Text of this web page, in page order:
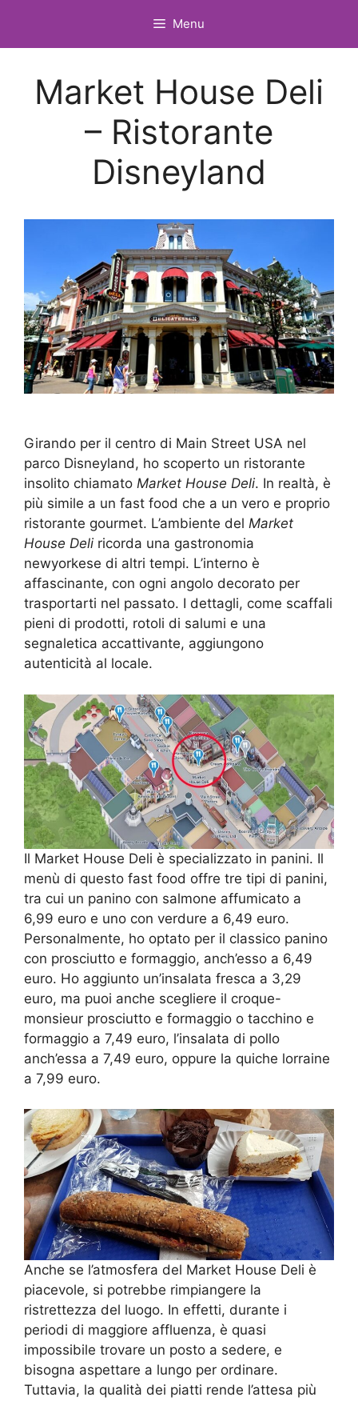
contenuto
Menu
Market House Deli
– Ristorante
Disneyland
Girando per il centro di Main Street USA nel
parco Disneyland, ho scoperto un ristorante
insolito chiamato Market House Deli. In realtà, è
più simile a un fast food che a un vero e proprio
ristorante gourmet. L’ambiente del Market
House Deli ricorda una gastronomia
newyorkese di altri tempi. L’interno è
affascinante, con ogni angolo decorato per
trasportarti nel passato. I dettagli, come scaffali
pieni di prodotti, rotoli di salumi e una
segnaletica accattivante, aggiungono
autenticità al locale.
Il Market House Deli è specializzato in panini. Il
menù di questo fast food offre tre tipi di panini,
tra cui un panino con salmone affumicato a
6,99 euro e uno con verdure a 6,49 euro.
Personalmente, ho optato per il classico panino
con prosciutto e formaggio, anch’esso a 6,49
euro. Ho aggiunto un’insalata fresca a 3,29
euro, ma puoi anche scegliere il croque-
monsieur prosciutto e formaggio o tacchino e
formaggio a 7,49 euro, l’insalata di pollo
anch’essa a 7,49 euro, oppure la quiche lorraine
a 7,99 euro.
Anche se l’atmosfera del Market House Deli è
piacevole, si potrebbe rimpiangere la
ristrettezza del luogo. In effetti, durante i
periodi di maggiore affluenza, è quasi
impossibile trovare un posto a sedere, e
bisogna aspettare a lungo per ordinare.
Tuttavia, la qualità dei piatti rende l’attesa più